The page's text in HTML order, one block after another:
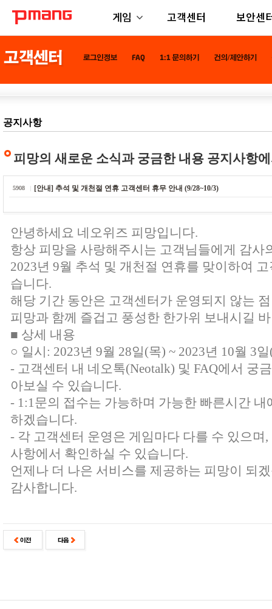
게임 고객센터 보안센
공지사항
피망의 새로운 소식과 궁금한 내용 공지사항
5908 [안내] 추석 및 개천절 연휴 고객센터 휴무 안내 (9/28~10/3)
안녕하세요 네오위즈 피망입니다.
항상 피망을 사랑해주시는 고객님들에게 감사
2023년 9월 추석 및 개천절 연휴를 맞이하여
습니다.
해당 기간 동안은 고객센터가 운영되지 않는
피망과 함께 즐겁고 풍성한 한가위 보내시길
■ 상세 내용
○ 일시: 2023년 9월 28일(목) ~ 2023년 10월 3
- 고객센터 내 네오톡(Neotalk) 및 FAQ에서 궁
아보실 수 있습니다.
- 1:1문의 접수는 가능하며 가능한 빠른시간
하겠습니다.
- 각 고객센터 운영은 게임마다 다를 수 있으며
사항에서 확인하실 수 있습니다.
언제나 더 나은 서비스를 제공하는 피망이 되
감사합니다.